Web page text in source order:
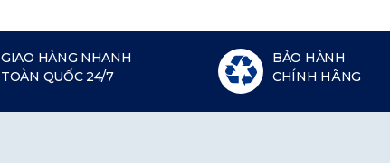
GIAO HÀNG NHANH
TOÀN QUỐC 24/7
BẢO HÀNH
CHÍNH HÃNG